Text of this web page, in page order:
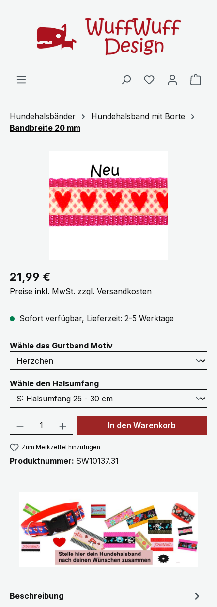
Hundehalsbänder
Hundehalsband mit Borte
Bandbreite 20 mm
Regulärer Preis:
21,99 €
Preise inkl. MwSt. zzgl. Versandkosten
Sofort verfügbar, Lieferzeit: 2-5 Werktage
Wähle das Gurtband Motivauswählen
Wähle den Halsumfangauswählen
Produkt Anzahl: Gib denIn den Warenkorb
Zum Merkzettel hinzufügen
Produktnummer: SW10137.31
Beschreibung